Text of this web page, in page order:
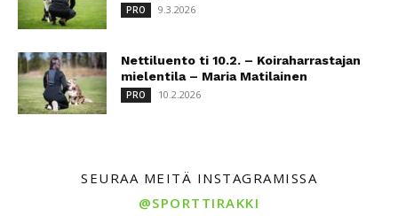
PRO 9.3.2026
Nettiluento ti 10.2. – Koiraharrastajan
mielentila – Maria Matilainen
PRO 10.2.2026
SEURAA MEITÄ INSTAGRAMISSA
@SPORTTIRAKKI